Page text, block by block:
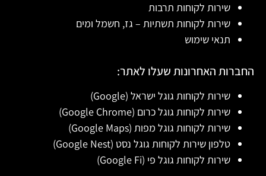
שירות לקוחות תרבות
שירות לקוחות תשתיות – גז, חשמל ומים
תנאי שימוש
החברות האחרונות שעלו לאתר:
שירות לקוחות גוגל ישראל (Google)
שירות לקוחות גוגל כרום (Google Chrome)
שירות לקוחות גוגל מפות (Google Maps)
טלפון שירות לקוחות גוגל נסט (Google Nest)
שירות לקוחות גוגל פי (Google Fi)